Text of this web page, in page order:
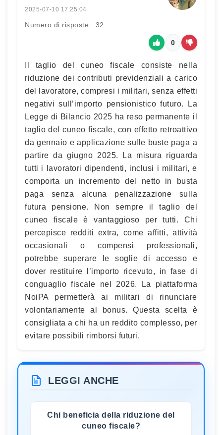
2025-07-10 17:25:04
Numero di risposte : 32
0
Il taglio del cuneo fiscale consiste nella
riduzione dei contributi previdenziali a carico
del lavoratore, compresi i militari, senza effetti
negativi sull’importo pensionistico futuro. La
Legge di Bilancio 2025 ha reso permanente il
taglio del cuneo fiscale, con effetto retroattivo
da gennaio e applicazione sulle buste paga a
partire da giugno 2025. La misura riguarda
tutti i lavoratori dipendenti, inclusi i militari, e
comporta un incremento del netto in busta
paga senza alcuna penalizzazione sulla
futura pensione. Non sempre il taglio del
cuneo fiscale è vantaggioso per tutti. Chi
percepisce redditi extra, come affitti, attività
occasionali o compensi professionali,
potrebbe superare le soglie di accesso e
dover restituire l’importo ricevuto, in fase di
conguaglio fiscale nel 2026. La piattaforma
NoiPA permetterà ai militari di rinunciare
volontariamente al bonus. Questa scelta è
consigliata a chi ha un reddito complesso, per
evitare possibili rimborsi futuri.
LEGGI ANCHE
Chi beneficia della riduzione del
cuneo fiscale?